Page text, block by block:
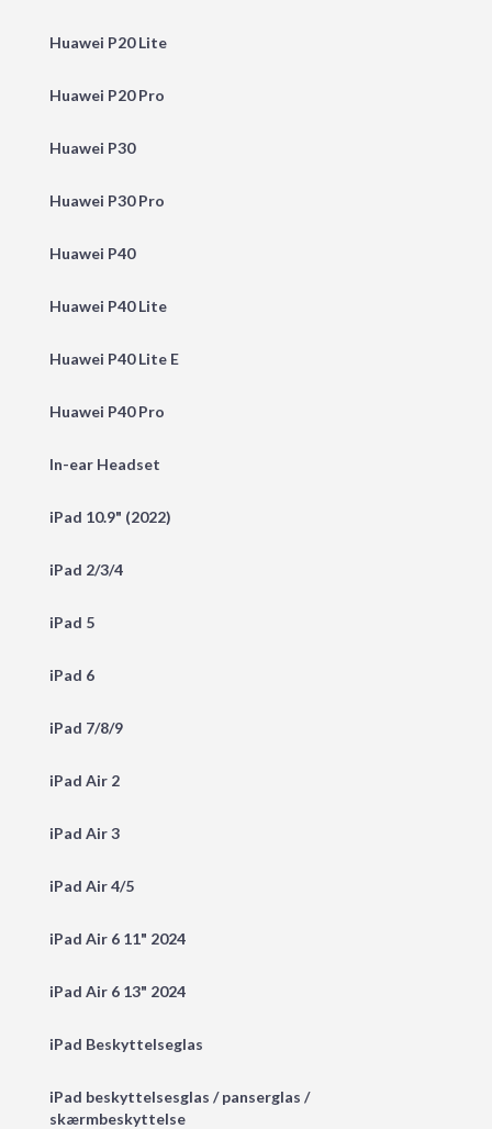
Huawei P20 Lite
Huawei P20 Pro
Huawei P30
Huawei P30 Pro
Huawei P40
Huawei P40 Lite
Huawei P40 Lite E
Huawei P40 Pro
In-ear Headset
iPad 10.9" (2022)
iPad 2/3/4
iPad 5
iPad 6
iPad 7/8/9
iPad Air 2
iPad Air 3
iPad Air 4/5
iPad Air 6 11" 2024
iPad Air 6 13" 2024
iPad Beskyttelseglas
iPad beskyttelsesglas / panserglas /
skærmbeskyttelse